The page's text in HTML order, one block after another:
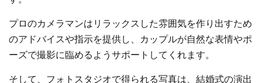
プロのカメラマンはリラックスした雰囲気を作り出すため
のアドバイスや指示を提供し、カップルが自然な表情やポ
ーズで撮影に臨めるようサポートしてくれます。
そして、フォトスタジオで得られる写真は、結婚式の演出